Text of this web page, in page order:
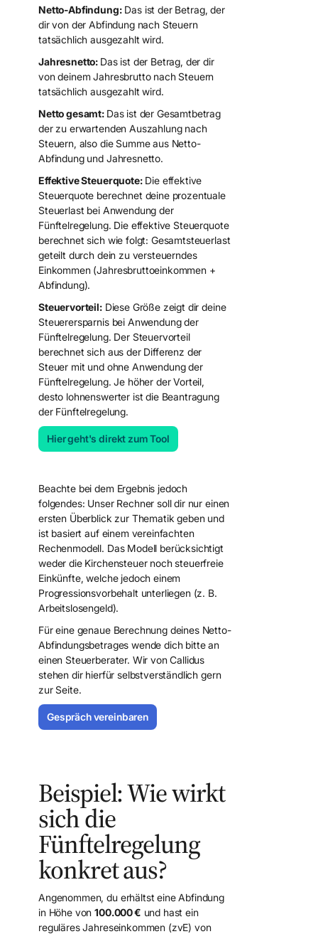
Netto-Abfindung:Das ist der Betrag, der
dir von der Abfindung nach Steuern
tatsächlich ausgezahlt wird.
Jahresnetto: Das ist der Betrag, der dir
von deinem Jahresbrutto nach Steuern
tatsächlich ausgezahlt wird.
Netto gesamt: Das ist der Gesamtbetrag
der zu erwartenden Auszahlung nach
Steuern, also die Summe aus Netto-
Abfindung und Jahresnetto.
Effektive Steuerquote:Die effektive
Steuerquote berechnet deine prozentuale
Steuerlast bei Anwendung der
Fünftelregelung. Die effektive Steuerquote
berechnet sich wie folgt: Gesamtsteuerlast
geteilt durch dein zu versteuerndes
Einkommen (Jahresbruttoeinkommen +
Abfindung).
Steuervorteil:Diese Größe zeigt dir deine
Steuerersparnis bei Anwendung der
Fünftelregelung. Der Steuervorteil
berechnet sich aus der Differenz der
Steuer mit und ohne Anwendung der
Fünftelregelung. Je höher der Vorteil,
desto lohnenswerter ist die Beantragung
der Fünftelregelung.
Hier geht's direkt zum Tool
Mandant werden
Beachte bei dem Ergebnis jedoch
folgendes: Unser Rechner soll dir nur einen
ersten Überblick zur Thematik geben und
ist basiert auf einem vereinfachten
Rechenmodell. Das Modell berücksichtigt
weder die Kirchensteuer noch steuerfreie
Einkünfte, welche jedoch einem
Progressionsvorbehalt unterliegen (z. B.
Arbeitslosengeld).
Für eine genaue Berechnung deines Netto-
Abfindungsbetrages wende dich bitte an
einen Steuerberater. Wir von Callidus
stehen dir hierfür selbstverständlich gern
zur Seite.
Gespräch vereinbaren
Mandant werden
Beispiel: Wie wirkt
sich die
Fünftelregelung
konkret aus?
Angenommen, du erhältst eine Abfindung
in Höhe von100.000 € und hast ein
reguläres Jahreseinkommen (zvE) von